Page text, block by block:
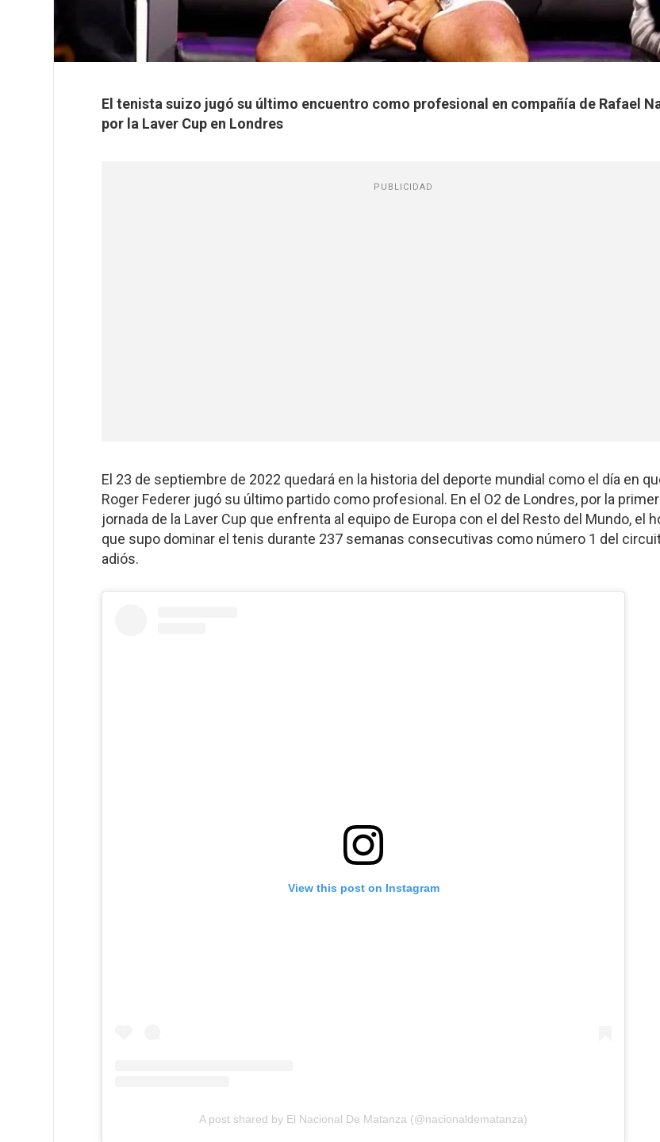
El tenista suizo jugó su último encuentro como profesional en compañía de Rafael
por la Laver Cup en Londres
PUBLICIDAD
El 23 de septiembre de 2022 quedará en la historia del deporte mundial como el día en
Roger Federer jugó su último partido como profesional. En el O2 de Londres, por la
jornada de la Laver Cup que enfrenta al equipo de Europa con el del Resto del Mundo, el
que supo dominar el tenis durante 237 semanas consecutivas como número 1 del
adiós.
View this post on Instagram
A post shared by El Nacional De Matanza (@nacionaldematanza)